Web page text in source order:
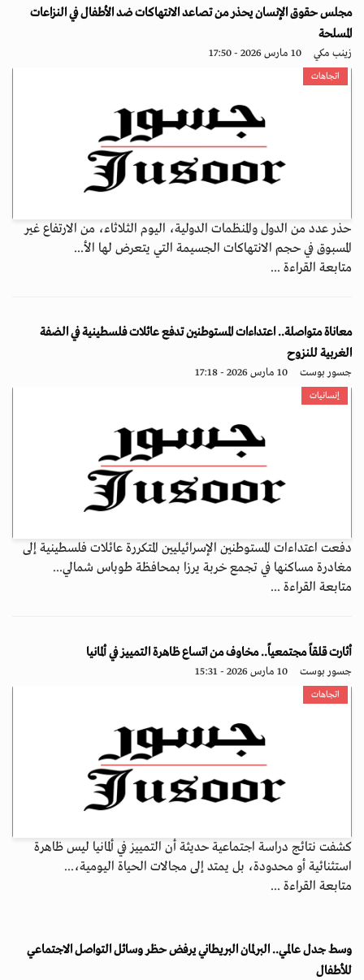
مجلس حقوق الإنسان يحذر من تصاعد الانتهاكات ضد الأطفال في النزاعات
المسلحة
زينب مكي 10 مارس 2026 - 17:50
اتجاهات
حذر عدد من الدول والمنظمات الدولية، اليوم الثلاثاء، من الارتفاع غير
المسبوق في حجم الانتهاكات الجسيمة التي يتعرض لها الأ...
متابعة القراءة ...
معاناة متواصلة.. اعتداءات المستوطنين تدفع عائلات فلسطينية في الضفة
الغربية للنزوح
جسور بوست 10 مارس 2026 - 17:18
إنسانيات
دفعت اعتداءات المستوطنين الإسرائيليين المتكررة عائلات فلسطينية إلى
مغادرة مساكنها في تجمع خربة يرزا بمحافظة طوباس شمالي...
متابعة القراءة ...
أثارت قلقاً مجتمعياً.. مخاوف من اتساع ظاهرة التمييز في ألمانيا
جسور بوست 10 مارس 2026 - 15:31
اتجاهات
كشفت نتائج دراسة اجتماعية حديثة أن التمييز في ألمانيا ليس ظاهرة
استثنائية أو محدودة، بل يمتد إلى مجالات الحياة اليومية،...
متابعة القراءة ...
وسط جدل عالمي.. البرلمان البريطاني يرفض حظر وسائل التواصل الاجتماعي
للأطفال